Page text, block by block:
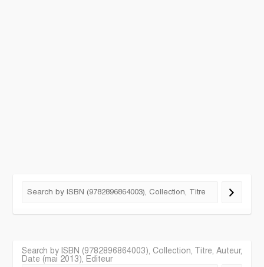
Search by ISBN (9782896864003), Collection, Titre, Auteur,
Date (mai 2013), Editeur